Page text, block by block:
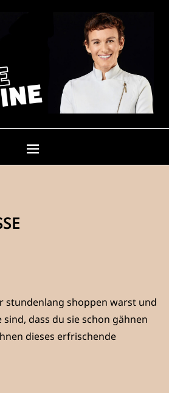
stundenlang shoppen warst und
sind, dass du sie schon gähnen
dieses erfrischende